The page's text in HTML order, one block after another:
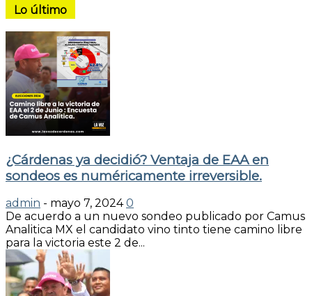
Lo último
¿Cárdenas ya decidió? Ventaja de EAA en
sondeos es numéricamente irreversible.
admin - mayo 7, 2024 0
De acuerdo a un nuevo sondeo publicado por Camus
Analitica MX el candidato vino tinto tiene camino libre
para la victoria este 2 de...